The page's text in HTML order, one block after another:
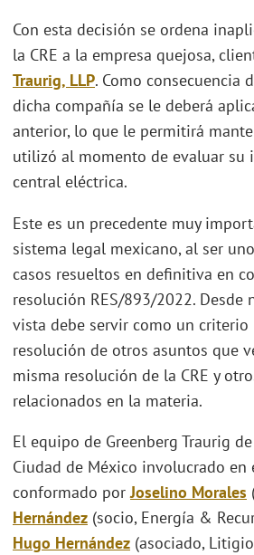
Con esta decisión se ordena
la CRE a la empresa quejosa,
Traurig, LLP. Como consecuencia
dicha compañía se le deberá
anterior, lo que le permitirá
utilizó al momento de evaluar su
central eléctrica.
Este es un precedente muy
sistema legal mexicano, al ser
casos resueltos en definitiva en
resolución RES/893/2022. Desde
vista debe servir como un criterio
resolución de otros asuntos que
misma resolución de la CRE y
relacionados en la materia.
El equipo de Greenberg Traurig
Ciudad de México involucrado en
conformado porJoselino Morales
Hernández (socio, Energía &
Hugo Hernández (asociado,